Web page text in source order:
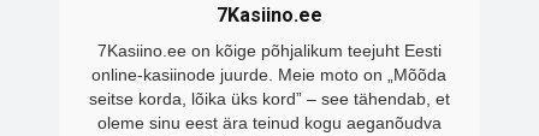
7Kasiino.ee
7Kasiino.ee on kõige põhjalikum teejuht Eesti
online-kasiinode juurde. Meie moto on „Mõõda
seitse korda, lõika üks kord” – see tähendab, et
oleme sinu eest ära teinud kogu aeganõudva